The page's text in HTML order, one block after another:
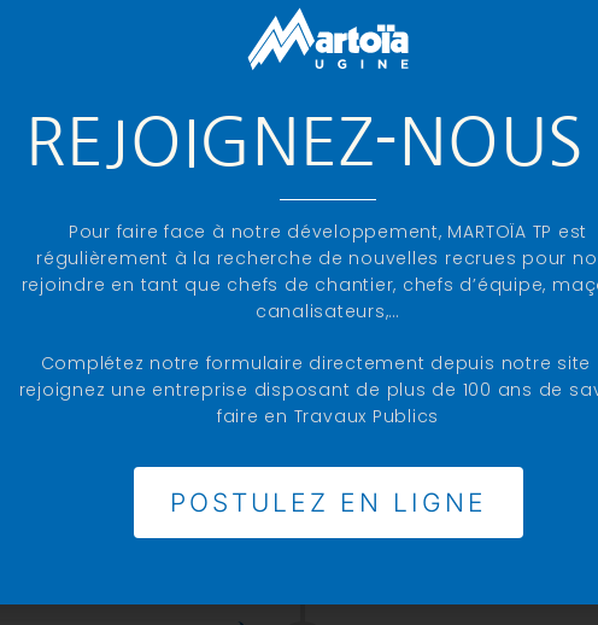
1985
Histoire de Martoïa
Société Anonyme (S.A) au
à son fils Pierre,
1996
Histoire de Martoïa
Engagement
La Société Anonyme
qualité niveau 2).
REJOIGNEZ-
Pour faire face à notre développement, MARTOÏA TP est
régulièrement à la recherche de nouvelles recrues pour
rejoindre en tant que chefs de chantier, chefs d’équipe,
canalisateurs,…
Complétez notre formulaire directement depuis notre site
rejoignez une entreprise disposant de plus de 100 ans de
faire en Travaux Publics
POSTULEZ EN LIGNE